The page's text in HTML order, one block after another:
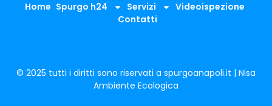
Home Spurgo h24 Servizi
Videoispezione
Contatti
© 2025 tutti i diritti sono riservati a spurgoanapoli.it | Nisa
Ambiente Ecologica